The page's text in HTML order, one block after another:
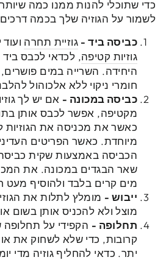
כדי שתוכלי להנות ממנו כמה
לשמור על הגוזיה שלך בכמה
כביסה ביד- גוזיית תחרה
גוזיות קטיפה, לכדאי לכבס
חומרי ניקוי ללא אלכוהול
כביסה במכונה - אם יש לך
מקטיפה, אפשר לכבס אותן
כאשר את מכניסה את הגוזיות
מיוחדת. כאשר הפריטים
הכביסה באמצעות שקית
שאר הבגדים במכונה. את
מים קרים בלבד ולהוסיף מעט
ייבוש - מומלץ לתלות את
מוצל ולא להכניס אותן בשום
תחלופה - הקפידי על תחלופה
קרובות, כדי שלא לשחוק את
יתר. כדאי להחליף גוזיה מדי